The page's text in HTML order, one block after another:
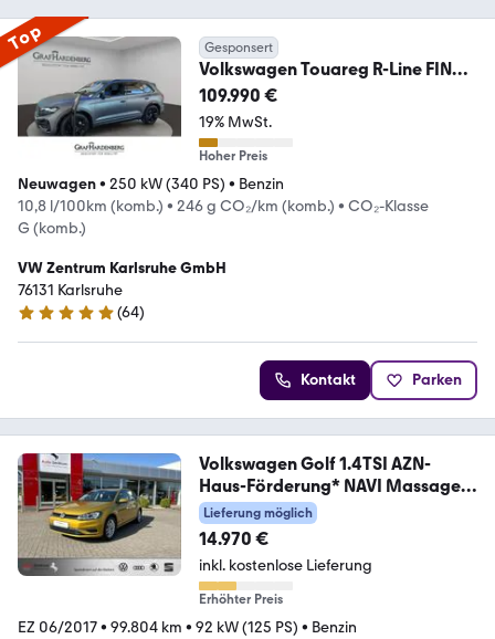
Top Gesponsert
Volkswagen Touareg R-Line FINAL
EDITION V6 TSI 4MOTION
109.990 €
19% MwSt.
Hoher Preis
Neuwagen• 250 kW (340 PS) • Benzin
10,8 l/100km (komb.) • 246 g CO₂/km (komb.) • CO₂-Klasse
G (komb.)
VW Zentrum Karlsruhe GmbH
76131 Karlsruhe
4.9 Sterne
(64)
Kontakt Parken
Volkswagen Golf 1.4TSI AZN-
Haus-Förderung* NAVI Massage
ACC
Lieferung möglich
14.970 €
inkl. kostenlose Lieferung
Erhöhter Preis
EZ 06/2017• 99.804 km • 92 kW (125 PS) • Benzin